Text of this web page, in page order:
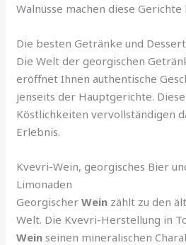
Walnüsse machen diese
Die besten Getränke und
Die Welt der georgischen
eröffnet Ihnen authentische
jenseits der Hauptgerichte.
Köstlichkeiten vervollständigen
Erlebnis.
Kvevri-Wein, georgisches Bier
Limonaden
GeorgischerWein zählt zu den
Welt. Die Kvevri-Herstellung in
Wein seinen mineralischen